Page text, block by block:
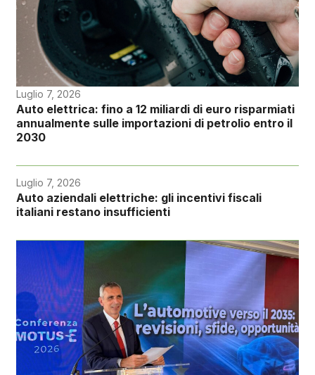
Luglio 7, 2026
Auto elettrica: fino a 12 miliardi di euro risparmiati
annualmente sulle importazioni di petrolio entro il
2030
Luglio 7, 2026
Auto aziendali elettriche: gli incentivi fiscali
italiani restano insufficienti